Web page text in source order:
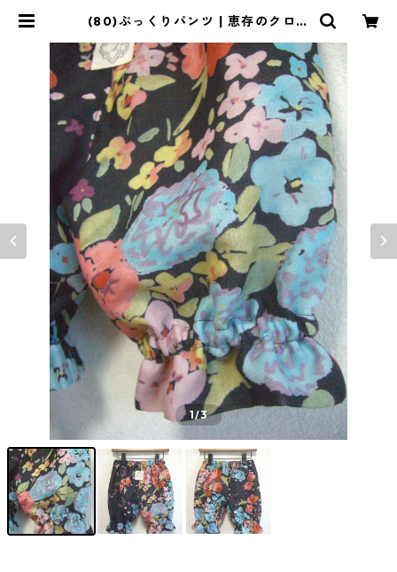
(80)ぷっくりパンツ | 恵存のクロー
1/3